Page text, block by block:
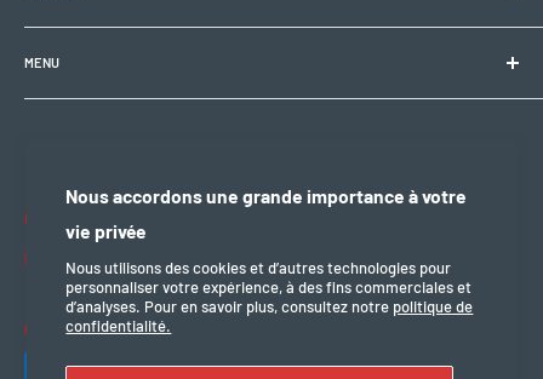
Nous accordons une grande importance à votre
vie privée
Nous utilisons des cookies et d’autres technologies pour
personnaliser votre expérience, à des fins commerciales et
d’analyses. Pour en savoir plus, consultez notre politique de
confidentialité.
1008 Prilly (VD), Suisse
+41 21 946 10 30
🕘 Lun–Ven : 9h00–12h00 / 14h00–18h30
MENU
Condition générale et de service
Politique de remboursement
mention légal
Nous suivre
Nous acceptons